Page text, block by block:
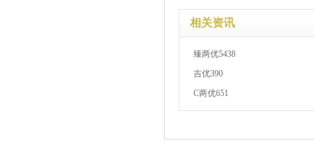
相关资讯
臻两优5438
吉优390
C两优651